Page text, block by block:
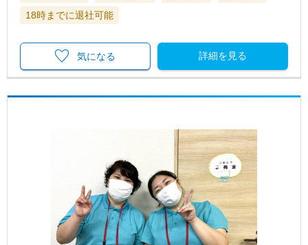
18時までに退社可能
詳細を見る
気になる